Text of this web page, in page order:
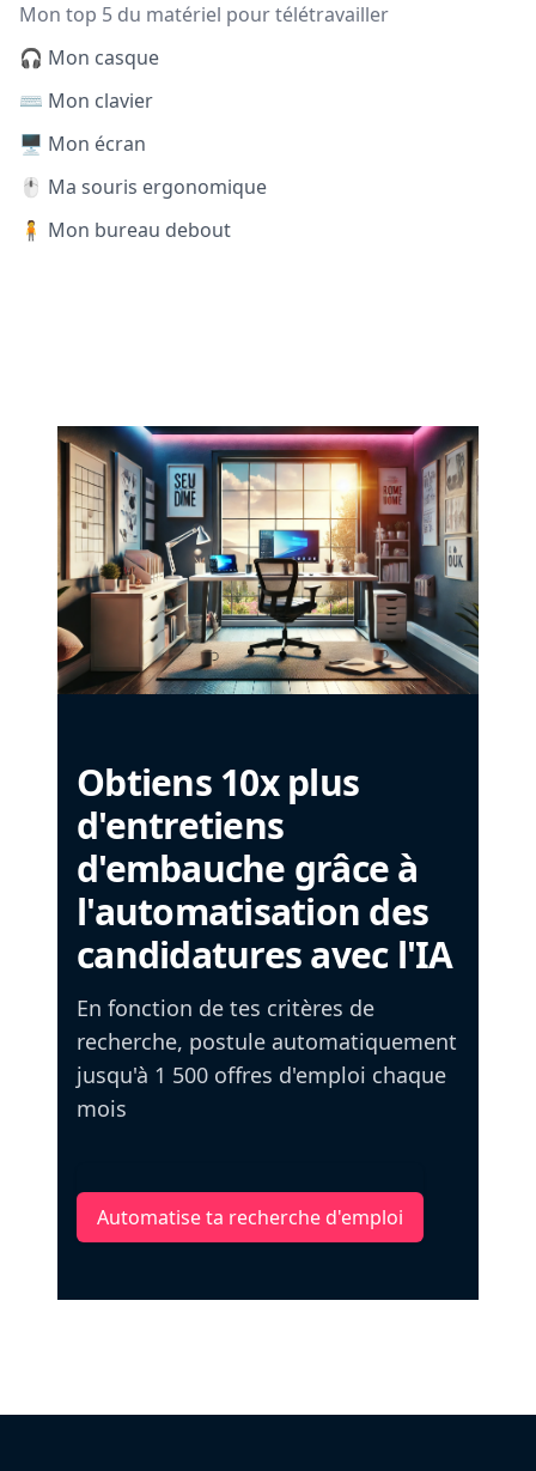
Mon top 5 du matériel pour télétravailler
🎧 Mon casque
⌨️ Mon clavier
🖥️ Mon écran
🖱️ Ma souris ergonomique
🧍 Mon bureau debout
Obtiens 10x plus
d'entretiens
d'embauche grâce à
l'automatisation des
candidatures avec l'IA
En fonction de tes critères de
recherche, postule automatiquement
jusqu'à 1 500 offres d'emploi chaque
mois
Automatise ta recherche d'emploi